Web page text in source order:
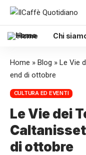
Home Chi
Home » Blog » Le Vie
end di ottobre
CULTURA ED EVENTI
Le Vie dei
di ottobre